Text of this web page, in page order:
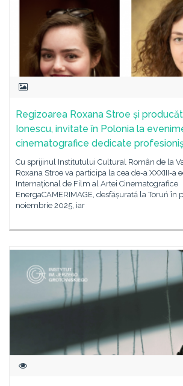
Regizoarea Roxana Stroe și
Ionescu, invitate în Polonia la
cinematografice dedicate
Cu sprijinul Institutului Cultural Român de la
Roxana Stroe va participa la cea de-a XXXIII-a
Internațional de Film al Artei Cinematografice
EnergaCAMERIMAGE, desfășurată la Toruń în
noiembrie 2025, iar